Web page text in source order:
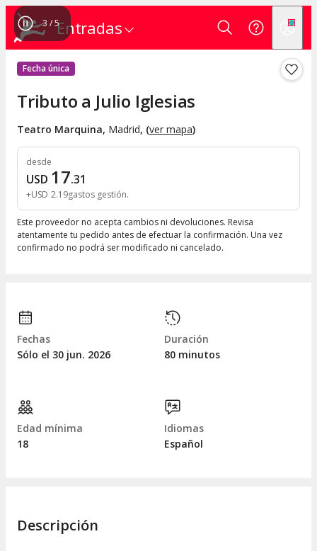
Entradas
3 /5
Fecha única
Tributo a Julio Iglesias
Teatro Marquina, Madrid, (ver mapa)
desde
USD 17.31
+USD 2.19gastos gestión
Este proveedor no acepta cambios ni devoluciones. Revisa
atentamente tu pedido antes de efectuar la confirmación. Una vez
confirmado no podrá ser modificado ni cancelado.
Fechas
Sólo el 30 jun. 2026
Duración
80 minutos
Edad mínima
18
Idiomas
Español
Descripción